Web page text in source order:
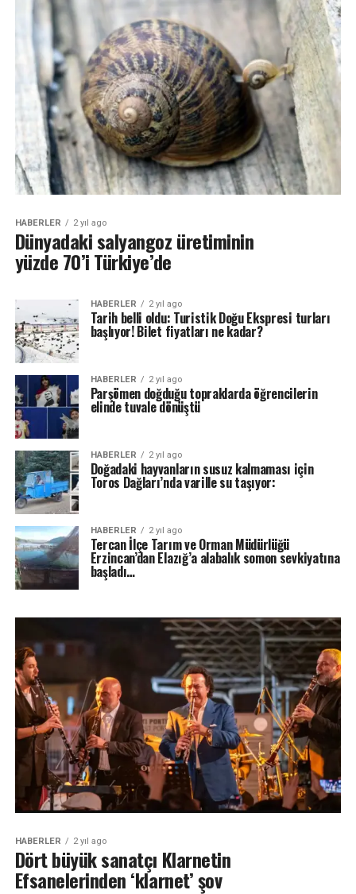
HABERLER 2 yıl ago
Dünyadaki salyangoz üretiminin
yüzde 70’i Türkiye’de
HABERLER 2 yıl ago
Tarih belli oldu: Turistik Doğu Ekspresi turları
başlıyor! Bilet fiyatları ne kadar?
HABERLER 2 yıl ago
Parşömen doğduğu topraklarda öğrencilerin
elinde tuvale dönüştü
HABERLER 2 yıl ago
Doğadaki hayvanların susuz kalmaması için
Toros Dağları’nda varille su taşıyor:
HABERLER 2 yıl ago
Tercan İlçe Tarım ve Orman Müdürlüğü
Erzincan’dan Elazığ’a alabalık somon sevkiyatına
başladı…
HABERLER 2 yıl ago
Dört büyük sanatçı Klarnetin
Efsanelerinden ‘klarnet’ şov